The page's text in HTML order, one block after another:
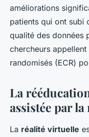
améliorations
patients qui ont subi
qualité des données
chercheurs appellent
randomisés (ECR)
La
assistée par
La réalité virtuelle